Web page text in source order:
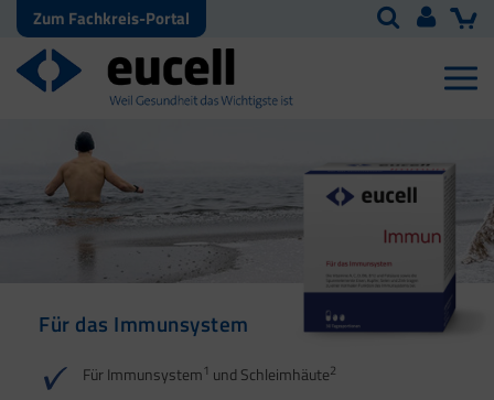
Zum Fachkreis-Portal
Für das Immunsystem
Für Immunsystem1 und Schleimhäute2
Für Haut, Haare und
Für Ihre natürliche